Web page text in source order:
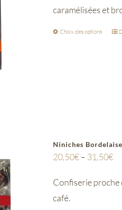
caramélisées et
Choix des options
Niniches
20,50€– 31,50€
Confiserie proche
café.